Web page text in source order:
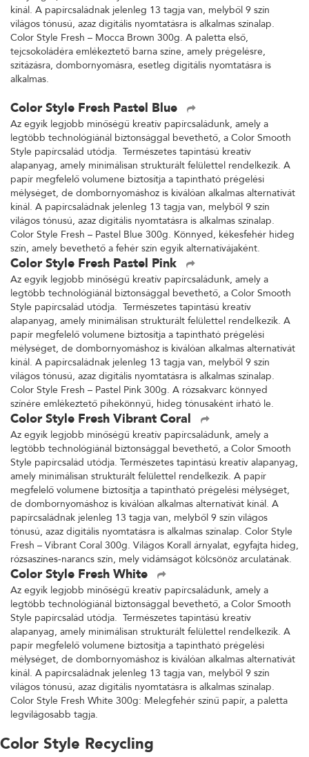
kínál. A papírcsaládnak jelenleg 13 tagja van, melyből 9 szín
világos tónusú, azaz digitális nyomtatásra is alkalmas színalap.
Color Style Fresh – Mocca Brown 300g. A paletta első,
tejcsokoládéra emlékeztető barna színe, amely prégelésre,
szitázásra, dombornyomásra, esetleg digitális nyomtatásra is
alkalmas.
Color Style Fresh Pastel Blue
Az egyik legjobb minőségű kreatív papírcsaládunk, amely a
legtöbb technológiánál biztonsággal bevethető, a Color Smooth
Style papírcsalád utódja. Természetes tapintású kreatív
alapanyag, amely minimálisan strukturált felülettel rendelkezik. A
papír megfelelő volumene biztosítja a tapintható prégelési
mélységet, de dombornyomáshoz is kiválóan alkalmas alternatívát
kínál. A papírcsaládnak jelenleg 13 tagja van, melyből 9 szín
világos tónusú, azaz digitális nyomtatásra is alkalmas színalap.
Color Style Fresh – Pastel Blue 300g. Könnyed, kékesfehér hideg
szín, amely bevethető a fehér szín egyik alternatívájaként.
Color Style Fresh Pastel Pink
Az egyik legjobb minőségű kreatív papírcsaládunk, amely a
legtöbb technológiánál biztonsággal bevethető, a Color Smooth
Style papírcsalád utódja. Természetes tapintású kreatív
alapanyag, amely minimálisan strukturált felülettel rendelkezik. A
papír megfelelő volumene biztosítja a tapintható prégelési
mélységet, de dombornyomáshoz is kiválóan alkalmas alternatívát
kínál. A papírcsaládnak jelenleg 13 tagja van, melyből 9 szín
világos tónusú, azaz digitális nyomtatásra is alkalmas színalap.
Color Style Fresh – Pastel Pink 300g. A rózsakvarc könnyed
színére emlékeztető pihekönnyű, hideg tónusaként írható le.
Color Style Fresh Vibrant Coral
Az egyik legjobb minőségű kreatív papírcsaládunk, amely a
legtöbb technológiánál biztonsággal bevethető, a Color Smooth
Style papírcsalád utódja. Természetes tapintású kreatív alapanyag,
amely minimálisan strukturált felülettel rendelkezik. A papír
megfelelő volumene biztosítja a tapintható prégelési mélységet,
de dombornyomáshoz is kiválóan alkalmas alternatívát kínál. A
papírcsaládnak jelenleg 13 tagja van, melyből 9 szín világos
tónusú, azaz digitális nyomtatásra is alkalmas színalap. Color Style
Fresh – Vibrant Coral 300g. Világos Korall árnyalat, egyfajta hideg,
rózsaszínes-narancs szín, mely vidámságot kölcsönöz arculatának.
Color Style Fresh White
Az egyik legjobb minőségű kreatív papírcsaládunk, amely a
legtöbb technológiánál biztonsággal bevethető, a Color Smooth
Style papírcsalád utódja. Természetes tapintású kreatív
alapanyag, amely minimálisan strukturált felülettel rendelkezik. A
papír megfelelő volumene biztosítja a tapintható prégelési
mélységet, de dombornyomáshoz is kiválóan alkalmas alternatívát
kínál. A papírcsaládnak jelenleg 13 tagja van, melyből 9 szín
világos tónusú, azaz digitális nyomtatásra is alkalmas színalap.
Color Style Fresh White 300g: Melegfehér színű papír, a paletta
legvilágosabb tagja.
Color Style Recycling